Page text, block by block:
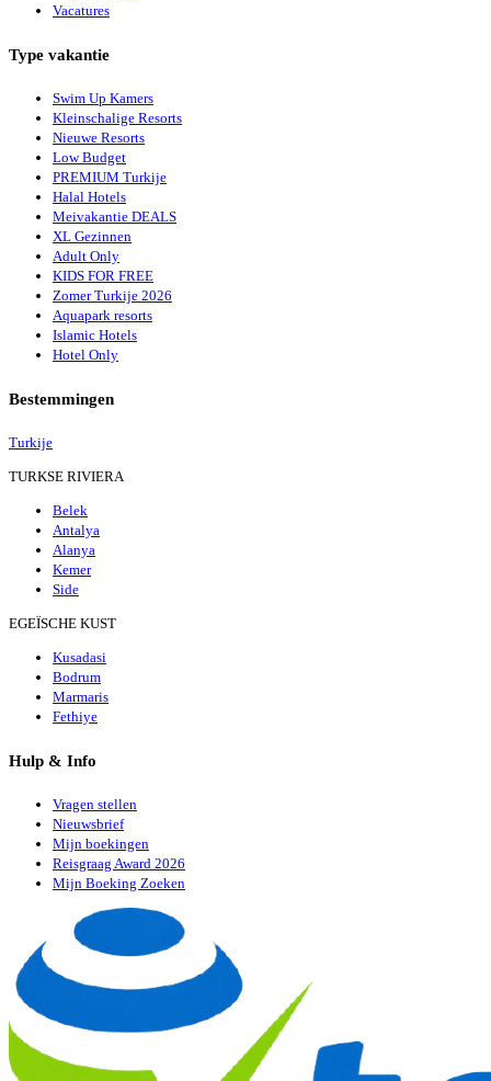
Vacatures
Type vakantie
Swim Up Kamers
Kleinschalige Resorts
Nieuwe Resorts
Low Budget
PREMIUM Turkije
Halal Hotels
Meivakantie DEALS
XL Gezinnen
Adult Only
KIDS FOR FREE
Zomer Turkije 2026
Aquapark resorts
Islamic Hotels
Hotel Only
Bestemmingen
Turkije
TURKSE RIVIERA
Belek
Antalya
Alanya
Kemer
Side
EGEÏSCHE KUST
Kusadasi
Bodrum
Marmaris
Fethiye
Hulp & Info
Vragen stellen
Nieuwsbrief
Mijn boekingen
Reisgraag Award 2026
Mijn Boeking Zoeken